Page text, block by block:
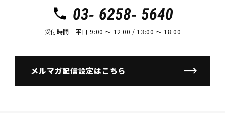
03- 6258- 5640
受付時間 平日 9:00 〜 12:00 / 13:00 〜 18:00
メルマガ配信設定はこちら